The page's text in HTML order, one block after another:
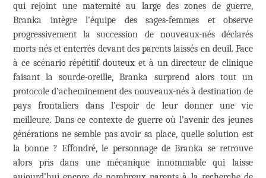
qui rejoint une maternité au large des zones de guerre,
Branka intègre l’équipe des sages-femmes et observe
progressivement la succession de nouveaux-nés déclarés
morts-nés et enterrés devant des parents laissés en deuil. Face
à ce scénario répétitif douteux et à un directeur de clinique
faisant la sourde-oreille, Branka surprend alors tout un
protocole d’acheminement des nouveaux-nés à destination de
pays frontaliers dans l’espoir de leur donner une vie
meilleure. Dans ce contexte de guerre où l’avenir des jeunes
générations ne semble pas avoir sa place, quelle solution est
la bonne ? Effondré, le personnage de Branka se retrouve
alors pris dans une mécanique innommable qui laisse